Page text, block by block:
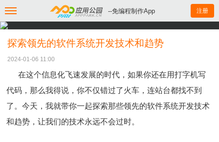
--免编程制作App 注册
探索领先的软件系统开发技术和趋势
2024-01-06 11:00
在这个信息化飞速发展的时代，如果你还在用打字机写
代码，那么我得说，你不仅错过了火车，连站台都找不到
了。今天，我就带你一起探索那些领先的软件系统开发技术
和趋势，让我们的技术永远不会过时。